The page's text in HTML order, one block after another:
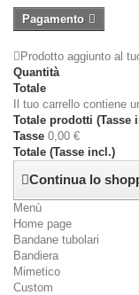
Pagamento
Prodotto aggiunto al
Quantità
Totale
Il tuo carrello contiene
Totale prodotti (Tasse
Tasse 0,00 €
Totale (Tasse incl.)
Continua lo
Menù
Home page
Bandane tubolari
Bandiera
Mimetico
Custom